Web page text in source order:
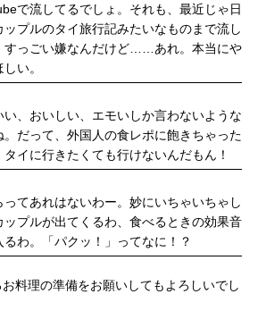
で流してるでしょ。それも、最近じゃ日
ップルのタイ旅行記みたいなものまで流し
すっごい嫌なんだけど……あれ。本当にや
い。
い、おいしい、エモいしか言わないような
。だって、外国人の食レポに飽きちゃった
タイに行きたくても行けないんだもん！
ってあれはないわー。妙にいちゃいちゃし
ップルが出てくるわ、食べるときの効果音
るわ。「パクッ！」ってなに！？
料理の準備をお願いしてもよろしいでし